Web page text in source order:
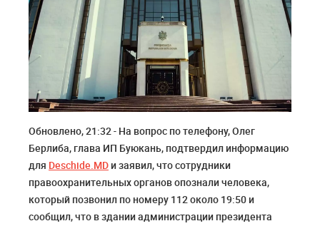
Обновлено, 21:32- На вопрос по телефону, Олег
Берлиба, глава ИП Буюкань, подтвердил информацию
для Deschide.MD и заявил, что сотрудники
правоохранительных органов опознали человека,
который позвонил по номеру 112 около 19:50 и
сообщил, что в здании администрации президента